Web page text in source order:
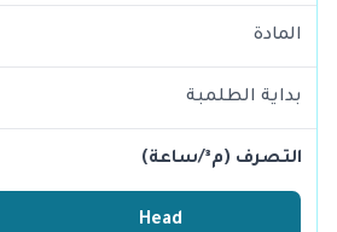
المادة
بداية الطلمبة
التصرف (م³/ساعة)
Head